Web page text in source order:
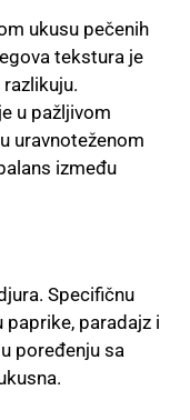
ukusu pečenih
tekstura je
u pažljivom
uravnoteženom
između
Specifičnu
paradajz i
poređenju sa